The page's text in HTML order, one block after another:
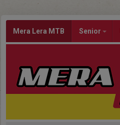
Mera Lera MTB Senior